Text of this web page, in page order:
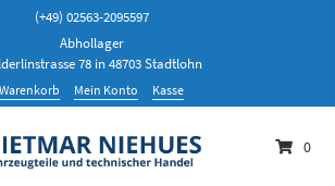
(+49) 02563-2095597
Abhollager
78 in 48703 Stadtlohn
Warenkorb Mein Konto Kasse
0